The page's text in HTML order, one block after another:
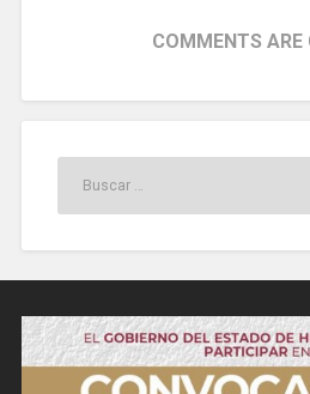
COMMENTS ARE